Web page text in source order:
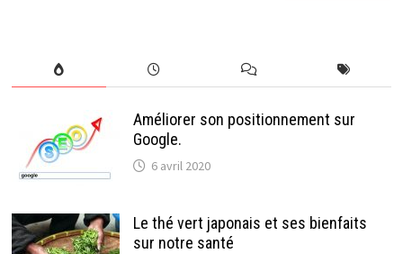
Améliorer son positionnement sur
Google.
6 avril 2020
Le thé vert japonais et ses bienfaits
sur notre santé